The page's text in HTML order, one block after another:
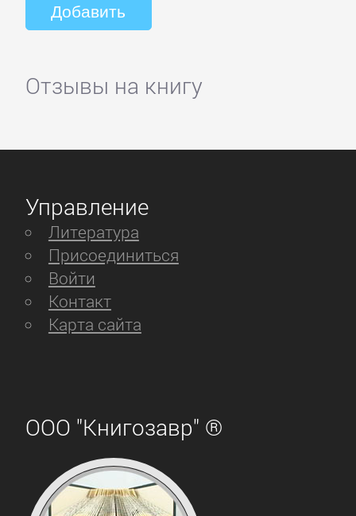
Отзывы на книгу
Управление
Литература
Присоединиться
Войти
Контакт
Карта сайта
ООО "Книгозавр" ®